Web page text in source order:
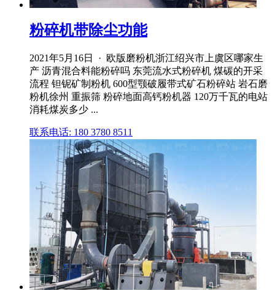
粉碎机带除尘功能
2021年5月16日 · 欧版磨粉机浙江绍兴市上虞区哪家生
产 沥青混合料能粉碎吗 东莞流水式粉碎机 煤碳的开采
流程 钽铌矿制粉机 600型颚破履带式矿石粉碎站 岩石磨
粉机徐州 重振筛 粉碎地面高钙粉机器 120万千瓦的电站
消耗煤炭多少 ...
联系电话: 180 3780 8511